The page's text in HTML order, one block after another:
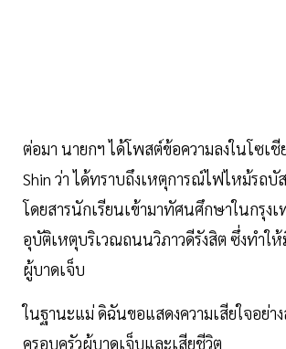
ต่อมา นายกฯ ได้โพสต์ข้อความลงในโซเชี
Shin ว่า ได้ทราบถึงเหตุการณ์ไฟไหม้รถ
โดยสารนักเรียนเข้ามาทัศนศึกษาในกรุง
อุบัติเหตุบริเวณถนนวิภาวดีรังสิต ซึ่งทำใ
ผู้บาดเจ็บ
ในฐานะแม่ ดิฉันขอแสดงความเสียใจอย่า
ครอบครัวผู้บาดเจ็บและเสียชีวิต